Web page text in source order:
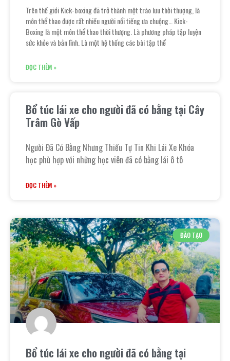
Trên thế giới Kick-boxing đã trở thành một trào lưu thời thượng, là
môn thể thao được rất nhiều người nổi tiếng ưa chuộng… Kick-
Boxing là một môn thể thao thời thượng. Là phương pháp tập luyện
sức khỏe và bản lĩnh. Là một hệ thống các bài tập thể
ĐỌC THÊM »
Bổ túc lái xe cho người đã có bằng tại Cây
Trâm Gò Vấp
Người Đã Có Bằng Nhưng Thiếu Tự Tin Khi Lái Xe Khóa
học phù hợp với những học viên đã có bằng lái ô tô
ĐỌC THÊM »
ĐÀO TẠO
Bổ túc lái xe cho người đã có bằng tại